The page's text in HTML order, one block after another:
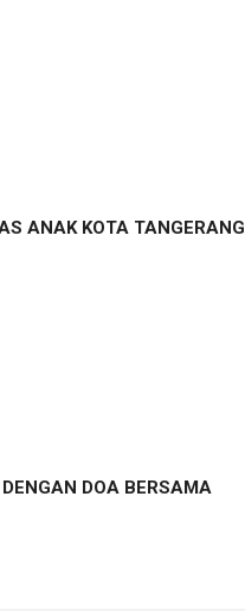
ANAK KOTA TANGERANG
DOA BERSAMA